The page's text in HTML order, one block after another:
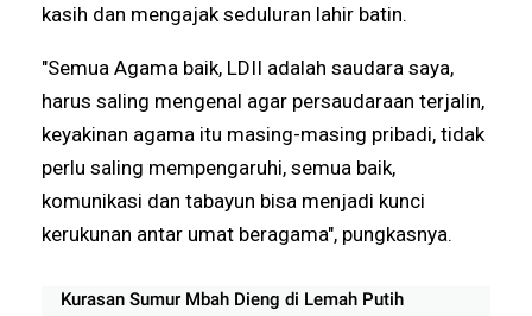
kasih dan mengajak seduluran lahir batin.
"Semua Agama baik, LDII adalah saudara saya,
harus saling mengenal agar persaudaraan terjalin,
keyakinan agama itu masing-masing pribadi, tidak
perlu saling mempengaruhi, semua baik,
komunikasi dan tabayun bisa menjadi kunci
kerukunan antar umat beragama", pungkasnya.
Kurasan Sumur Mbah Dieng di Lemah Putih